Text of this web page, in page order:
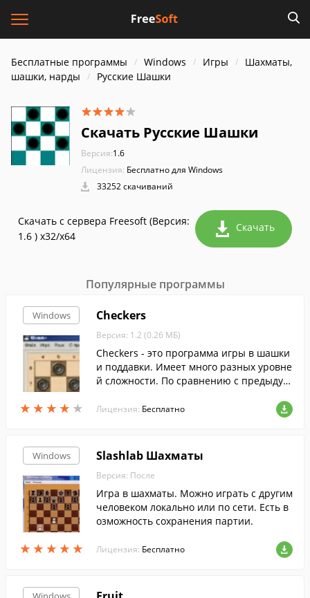
Бесплатные программы Windows Игры
Шахматы,
шашки, нарды
Русские Шашки
Скачать Русские Шашки
Версия:1.6
Лицензия: Бесплатно для Windows
33252 скачиваний
Скачать с сервера Freesoft (Версия:
1.6 ) x32/x64
Скачать
Популярные программы
Windows
★ ★ ★ ★ ★
★ ★ ★ ★ ★
Checkers
Версия: 1.2 (0.26 МБ)
Checkers - это программа игры в шашки
и поддавки. Имеет много разных уровне
й сложности. По сравнению с предыдущ
Лицензия: Бесплатно
Windows
★ ★ ★ ★ ★
★ ★ ★ ★ ★
Slashlab Шахматы
Версия: После
Игра в шахматы. Можно играть с другим
человеком локально или по сети. Есть в
озможность сохранения партии.
Лицензия: Бесплатно